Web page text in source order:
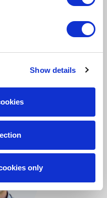
Show details
only
group.com